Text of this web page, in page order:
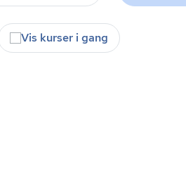
Vis kurser i gang